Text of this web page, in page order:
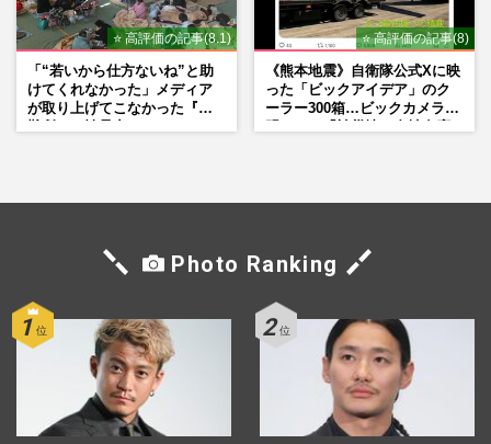
⭐ 高評価の記事(8.1)
「“若いから仕方ないね”と助
けてくれなかった」メディア
が取り上げてこなかった『避
⭐ 高評価の記事(8)
《熊本地震》自衛隊公式Xに映
った「ビックアイデア」のク
ーラー300箱…ビックカメラが
Photo Ranking